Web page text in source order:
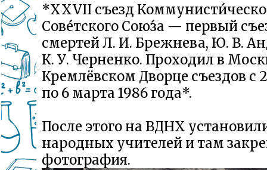
*XXVII съезд
Сове́тского Сою́за — первый
смертей Л. И. Брежнева, Ю. В.
К. У. Черненко. Проходил в
Кремлёвском Дворце съездов с
по 6 марта 1986 года*.
После этого на ВДНХ
народных учителей и там
фотография.